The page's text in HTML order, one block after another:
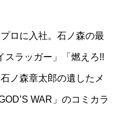
ロに入社。石ノ森の最
スラッガー」「燃えろ!!
ノ森章太郎の遺したメ
WAR」のコミカラ